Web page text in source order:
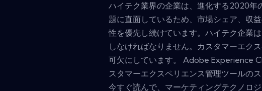
ハイテク業界の企業は、進化する2020年
題に直面しているため、市場シェア、収
性を優先し続けています。ハイテク企業
しなければなりません。カスタマーエク
可欠にしています。 Adobe Experience
スタマーエクスペリエンス管理ツールのス
今すぐ読んで、マーケティングテクノロ